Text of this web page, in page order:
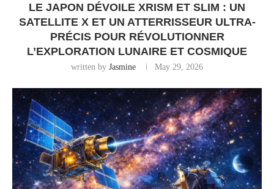
LE JAPON DÉVOILE XRISM ET SLIM : UN
SATELLITE X ET UN ATTERRISSEUR ULTRA-
PRÉCIS POUR RÉVOLUTIONNER
L’EXPLORATION LUNAIRE ET COSMIQUE
written by Jasmine May 29, 2026